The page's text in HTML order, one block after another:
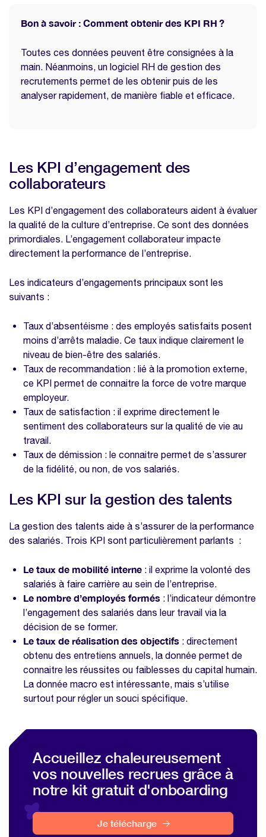
Bon à savoir : Comment obtenir des KPI RH ?
Toutes ces données peuvent être consignées à la
main. Néanmoins, un logiciel RH de gestion des
recrutements permet de les obtenir puis de les
analyser rapidement, de manière fiable et efficace.
Les KPI d’engagement des
collaborateurs
Les KPI d’engagement des collaborateurs aident à évaluer
la qualité de la culture d’entreprise. Ce sont des données
primordiales. L’engagement collaborateur impacte
directement la performance de l’entreprise.
Les indicateurs d’engagements principaux sont les
suivants :
Taux d’absentéisme : des employés satisfaits posent
moins d’arrêts maladie. Ce taux indique clairement le
niveau de bien-être des salariés.
Taux de recommandation : lié à la promotion externe,
ce KPI permet de connaitre la force de votre marque
employeur.
Taux de satisfaction : il exprime directement le
sentiment des collaborateurs sur la qualité de vie au
travail.
Taux de démission : le connaitre permet de s’assurer
de la fidélité, ou non, de vos salariés.
Les KPI sur la gestion des talents
La gestion des talents aide à s’assurer de la performance
des salariés. Trois KPI sont particulièrement parlants :
Le taux de mobilité interne : il exprime la volonté des
salariés à faire carrière au sein de l’entreprise.
Le nombre d’employés formés : l’indicateur démontre
l’engagement des salariés dans leur travail via la
décision de se former.
Le taux de réalisation des objectifs : directement
obtenu des entretiens annuels, la donnée permet de
connaitre les réussites ou faiblesses du capital humain.
La donnée macro est intéressante, mais s’utilise
surtout pour régler un souci spécifique.
Accueillez chaleureusement
vos nouvelles recrues grâce à
notre kit gratuit d'onboarding
Je télécharge